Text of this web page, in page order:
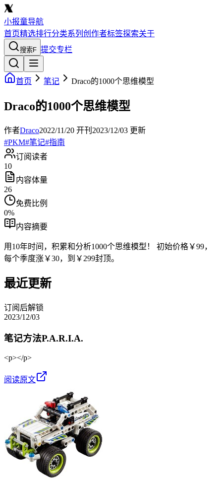
小报童导航
首页精选排行分类系列 创作者标签探索关于
搜索F 提交专栏
首页 笔记 Draco的1000个思维模型
Draco的1000个思维模型
作者Draco2022/11/20 开刊 2023/12/03 更新
#PKM#笔记#指南
订阅读者
10
内容体量
26
免费比例
0%
内容摘要
用10年时间，积累和分析1000个思维模型！ 初始价格￥99，
每个季度涨￥30，到￥299封顶。
最近更新
订阅后解锁
2023/12/03
笔记方法P.A.R.I.A.
<p></p>
阅读原文